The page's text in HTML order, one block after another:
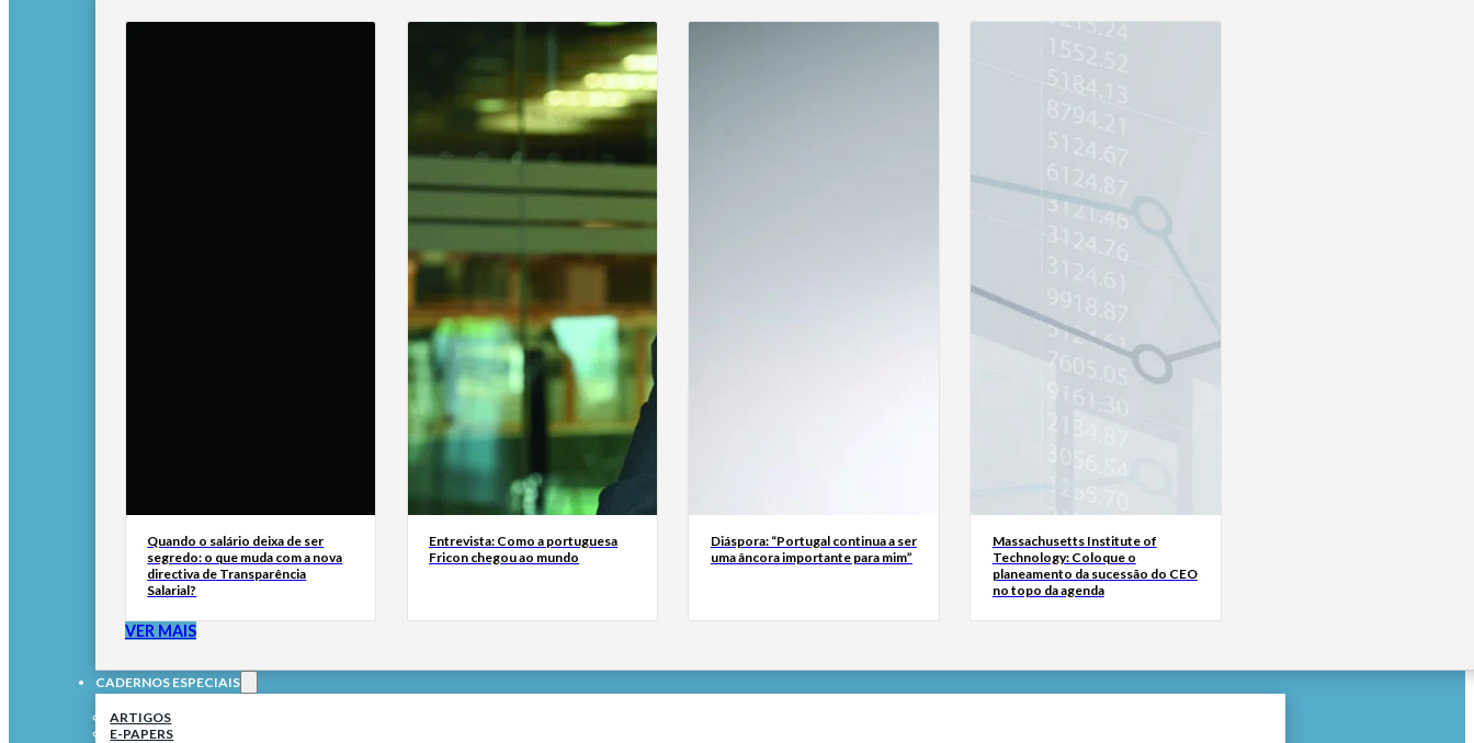
Quando o salário deixa de ser
segredo: o que muda com a nova
directiva de Transparência
Salarial?
Entrevista: Como a portuguesa
Fricon chegou ao mundo
Diáspora: “Portugal continua a ser
uma âncora importante para mim”
Massachusetts Institute of
Technology: Coloque o
planeamento da sucessão do CEO
no topo da agenda
VER MAIS
CADERNOS ESPECIAIS
ARTIGOS
E-PAPERS